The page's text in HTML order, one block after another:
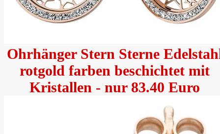
Ohrhänger Stern Sterne
rotgold farben beschichtet mit
Kristallen - nur 83.40 Euro